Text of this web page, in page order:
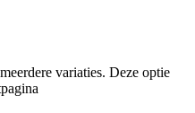
variaties. Deze optie